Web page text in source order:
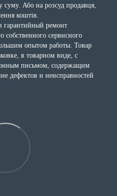
суму. Або на розсуд продавця,
коштів.
гарантийный ремонт
собственного сервисного
опытом работы. Товар
в товарном виде, с
письмом, содержащим
дефектов и неисправностей